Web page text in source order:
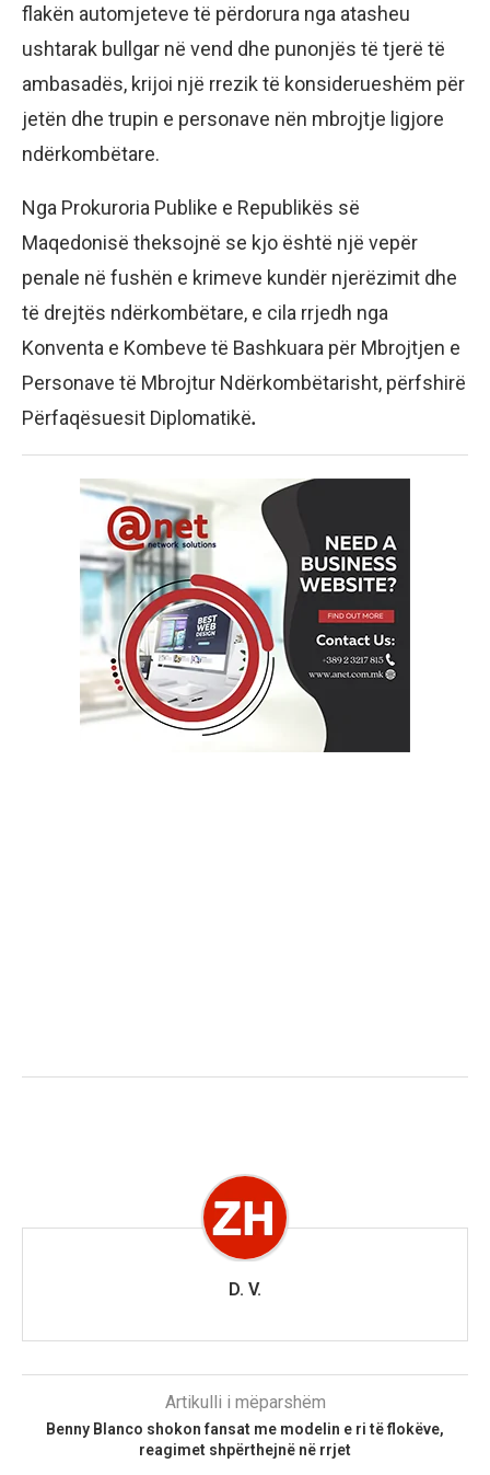
flakën automjeteve të përdorura nga atasheu
ushtarak bullgar në vend dhe punonjës të tjerë të
ambasadës, krijoi një rrezik të konsiderueshëm për
jetën dhe trupin e personave nën mbrojtje ligjore
ndërkombëtare.
Nga Prokuroria Publike e Republikës së
Maqedonisë theksojnë se kjo është një vepër
penale në fushën e krimeve kundër njerëzimit dhe
të drejtës ndërkombëtare, e cila rrjedh nga
Konventa e Kombeve të Bashkuara për Mbrojtjen e
Personave të Mbrojtur Ndërkombëtarisht, përfshirë
Përfaqësuesit Diplomatikë.
D. V.
Artikulli i mëparshëm
Benny Blanco shokon fansat me modelin e ri të flokëve,
reagimet shpërthejnë në rrjet